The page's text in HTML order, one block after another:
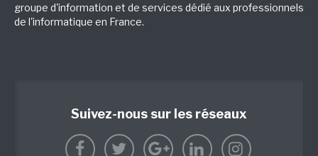
groupe d'information et de services dédié aux professionnels
de l'informatique en France.
Suivez-nous sur les réseaux